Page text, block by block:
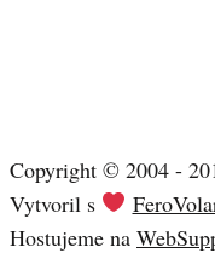
Copyright © 2004 -
Vytvoril s
Hostujeme na